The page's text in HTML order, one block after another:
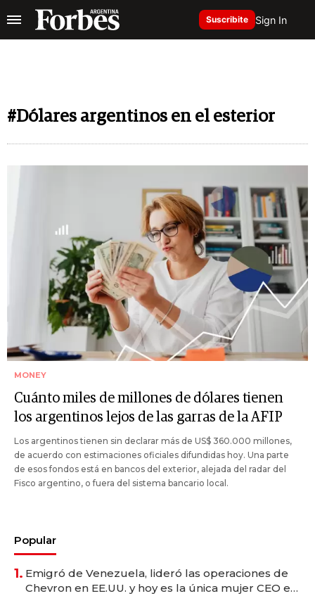
Suscribite Sign In
#Dólares argentinos en el esterior
MONEY
Cuánto miles de millones de dólares tienen
los argentinos lejos de las garras de la AFIP
Los argentinos tienen sin declarar más de US$ 360.000 millones,
de acuerdo con estimaciones oficiales difundidas hoy. Una parte
de esos fondos está en bancos del exterior, alejada del radar del
Fisco argentino, o fuera del sistema bancario local.
Popular
1. Emigró de Venezuela, lideró las operaciones de
Chevron en EE.UU. y hoy es la única mujer CEO en